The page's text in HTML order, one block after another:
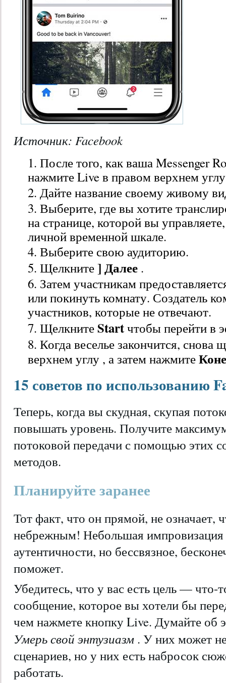
Источник: Facebook
После того, как ваша Messenger
нажмите Live в правом верхнем
Дайте название своему живому
Выберите, где вы хотите
на странице, которой вы
личной временной шкале.
Выберите свою аудиторию.
Щелкните] Далее .
Затем участникам
или покинуть комнату. Создатель
участников, которые не отвечают.
ЩелкнитеStartчтобы перейти в
Когда веселье закончится, снова
верхнем углу , а затем нажмите
15 советов по использованию
Теперь, когда вы скудная, скупая
повышать уровень. Получите
потоковой передачи с помощью этих
методов.
Планируйте заранее
Тот факт, что он прямой, не означает,
небрежным! Небольшая импровизация
аутентичности, но бессвязное,
поможет.
Убедитесь, что у вас есть цель — что-
сообщение, которое вы хотели бы
чем нажмете кнопку Live. Думайте об
Умерь свой энтузиазм . У них может
сценариев, но у них есть набросок
работать.